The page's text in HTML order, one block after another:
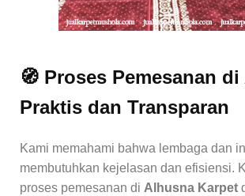
🧭 Proses Pemesanan
Praktis dan Transparan
Kami memahami bahwa lembaga dan
membutuhkan kejelasan dan efisiensi.
proses pemesanan di Alhusna Karpet